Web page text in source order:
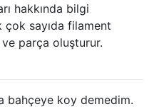
hakkında bilgi
çok sayıda filament
ve parça oluşturur.
bahçeye koy demedim.